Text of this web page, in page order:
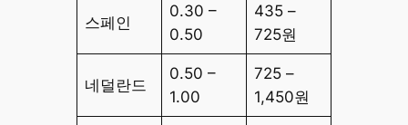
스페인
0.30 –
0.50
435 –
725원
네덜란드
0.50 –
1.00
725 –
1,450원